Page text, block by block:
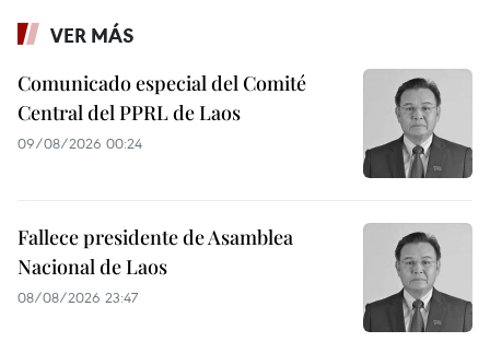
VER MÁS
Comunicado especial del Comité
Central del PPRL de Laos
09/08/2026 00:24
Fallece presidente de Asamblea
Nacional de Laos
08/08/2026 23:47